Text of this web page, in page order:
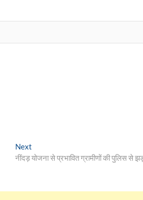
Next
post:
नींदड़ योजना से प्रभावित ग्रामीणों की पुलिस से